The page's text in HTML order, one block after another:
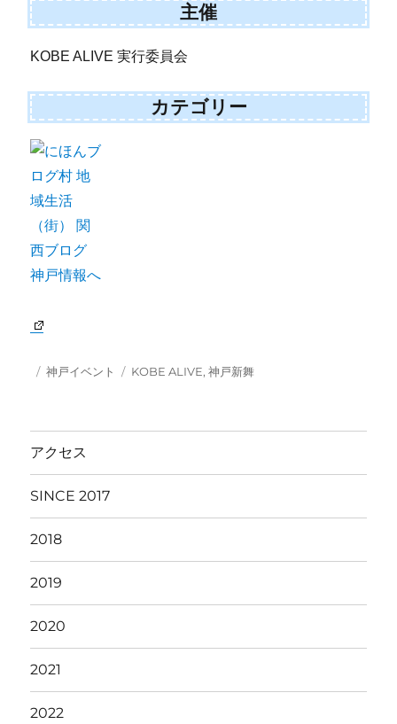
主催
KOBE ALIVE 実行委員会
カテゴリー
投 カ
ー
神戸イベント
タ
KOBE ALIVE,神戸新舞
アクセス
SINCE 2017
2018
2019
2020
2021
2022